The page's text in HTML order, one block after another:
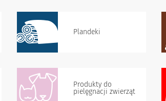
Plandeki
Produkty do
pielęgnacji zwierząt